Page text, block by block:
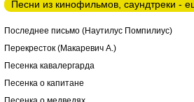
Песни из кинофильмов, саундтреки -
Последнее письмо (Наутилус Помпилиус)
Перекресток (Макаревич А.)
Песенка кавалергарда
Песенка о капитане